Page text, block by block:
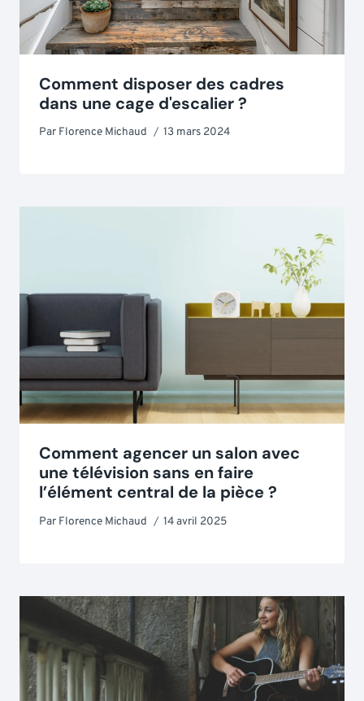
Comment disposer des cadres
dans une cage d'escalier ?
Par Florence Michaud 13 mars 2024
Comment agencer un salon avec
une télévision sans en faire
l’élément central de la pièce ?
Par Florence Michaud 14 avril 2025